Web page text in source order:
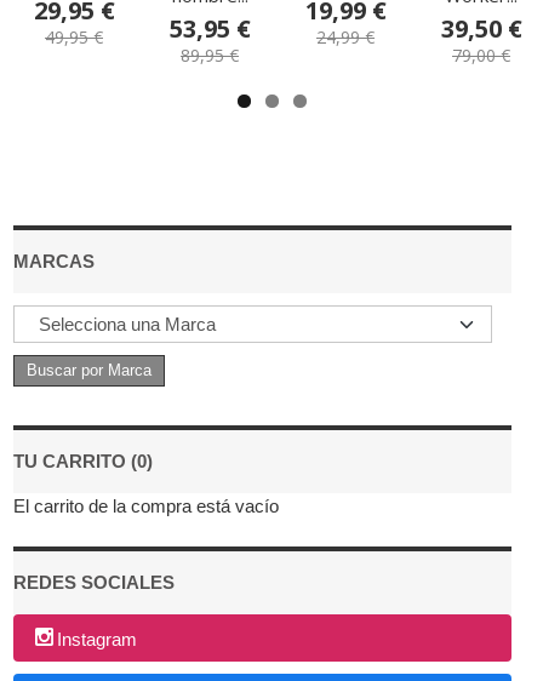
MARCAS
TU CARRITO (0)
El carrito de la compra está vacío
REDES SOCIALES
Instagram
29,95 €
49,95 € 53,95 €
89,95 €
19,99 €
24,99 € 39,50 €
79,00 €